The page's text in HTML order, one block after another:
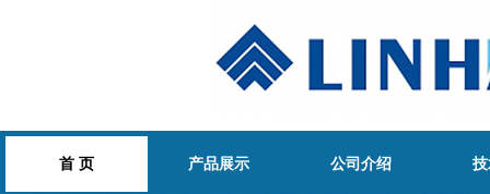
首 页 产品展示 公司介绍